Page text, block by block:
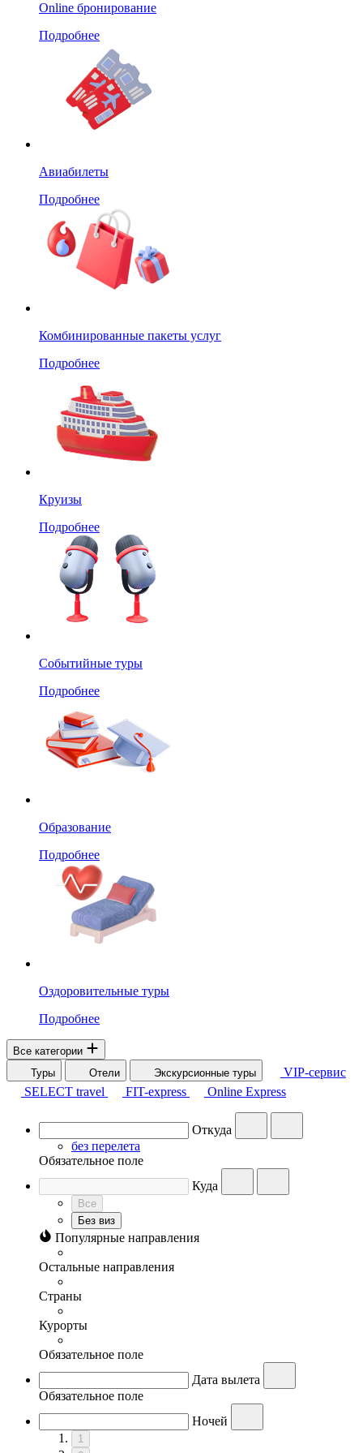
Online бронирование
Подробнее
Авиабилеты
Подробнее
Комбинированные пакеты услуг
Подробнее
Круизы
Подробнее
Событийные туры
Подробнее
Образование
Подробнее
Оздоровительные туры
Подробнее
Все категории
Туры
Отели Экскурсионные туры
VIP-сервис
SELECT travel
FIT-express Online Express
Откуда
без перелета
Обязательное поле
Куда
Все
Без виз
Популярные направления
Остальные направления
Страны
Курорты
Обязательное поле
Дата вылета
Обязательное поле
Ночей
1